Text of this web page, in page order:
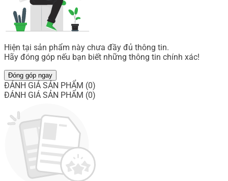
Hiện tại sản phẩm này chưa đầy đủ thông tin.
Hãy đóng góp nếu bạn biết những thông tin chính xác!
Đóng góp ngay
ĐÁNH GIÁ SẢN PHẨM (0)
ĐÁNH GIÁ SẢN PHẨM (0)